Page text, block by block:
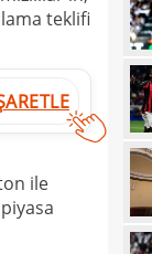
teklifi
ile